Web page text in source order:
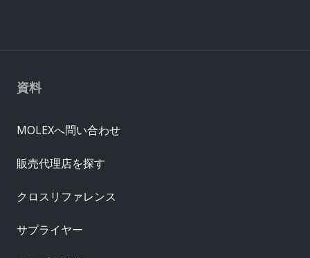
資料
MOLEXへ問い合わせ
販売代理店を探す
クロスリファレンス
サプライヤー